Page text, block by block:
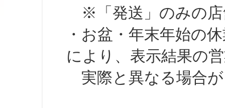
※「発送」のみの店
・お盆・年末年始の
により、表示結果の
実際と異なる場合が